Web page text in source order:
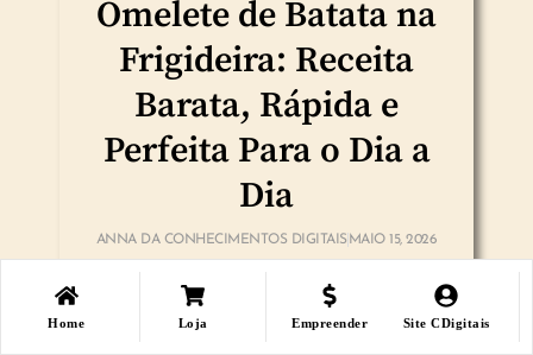
Omelete de Batata na
Frigideira: Receita
Barata, Rápida e
Perfeita Para o Dia a
Dia
ANNA DA CONHECIMENTOS DIGITAIS MAIO 15, 2026
Minha Conta LIsta Desejos
Minha Conta LIsta Desejos
Home Loja Empreender Site CDigitais